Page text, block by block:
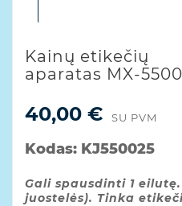
Kainų etikečių
aparatas MX-5500
40,00 € SU PVM
Kodas: KJ550025
Gali spausdinti 1
juostelės). Tinka